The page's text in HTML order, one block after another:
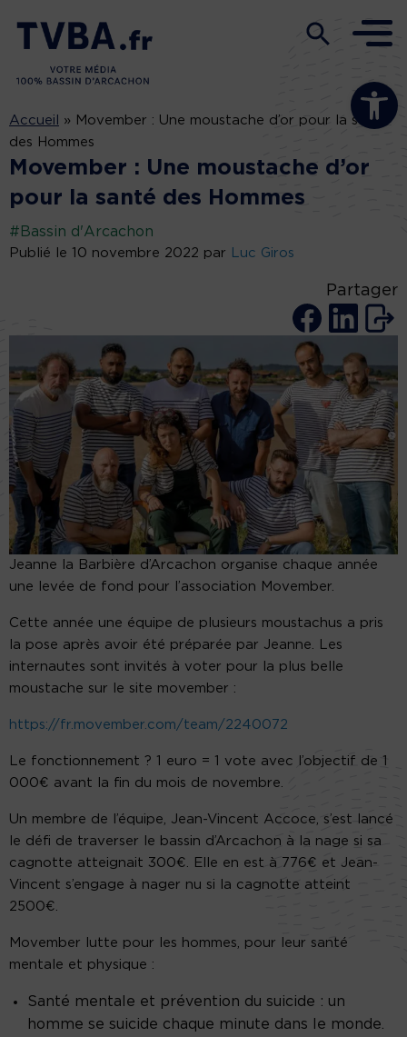
Ouvrir la
Accueil » Movember : Une moustache d’or pour la santé
des Hommes
Movember : Une moustache d’or
pour la santé des Hommes
#Bassin d'Arcachon
Publié le 10 novembre 2022 par Luc Giros
Partager
Jeanne la Barbière d’Arcachon organise chaque année
une levée de fond pour l’association Movember.
Cette année une équipe de plusieurs moustachus a pris
la pose après avoir été préparée par Jeanne. Les
internautes sont invités à voter pour la plus belle
moustache sur le site movember :
https://fr.movember.com/team/2240072
Le fonctionnement ? 1 euro = 1 vote avec l’objectif de 1
000€ avant la fin du mois de novembre.
Un membre de l’équipe, Jean-Vincent Accoce, s’est lancé
le défi de traverser le bassin d’Arcachon à la nage si sa
cagnotte atteignait 300€. Elle en est à 776€ et Jean-
Vincent s’engage à nager nu si la cagnotte atteint
2500€.
Movember lutte pour les hommes, pour leur santé
mentale et physique :
Santé mentale et prévention du suicide : un
homme se suicide chaque minute dans le monde.